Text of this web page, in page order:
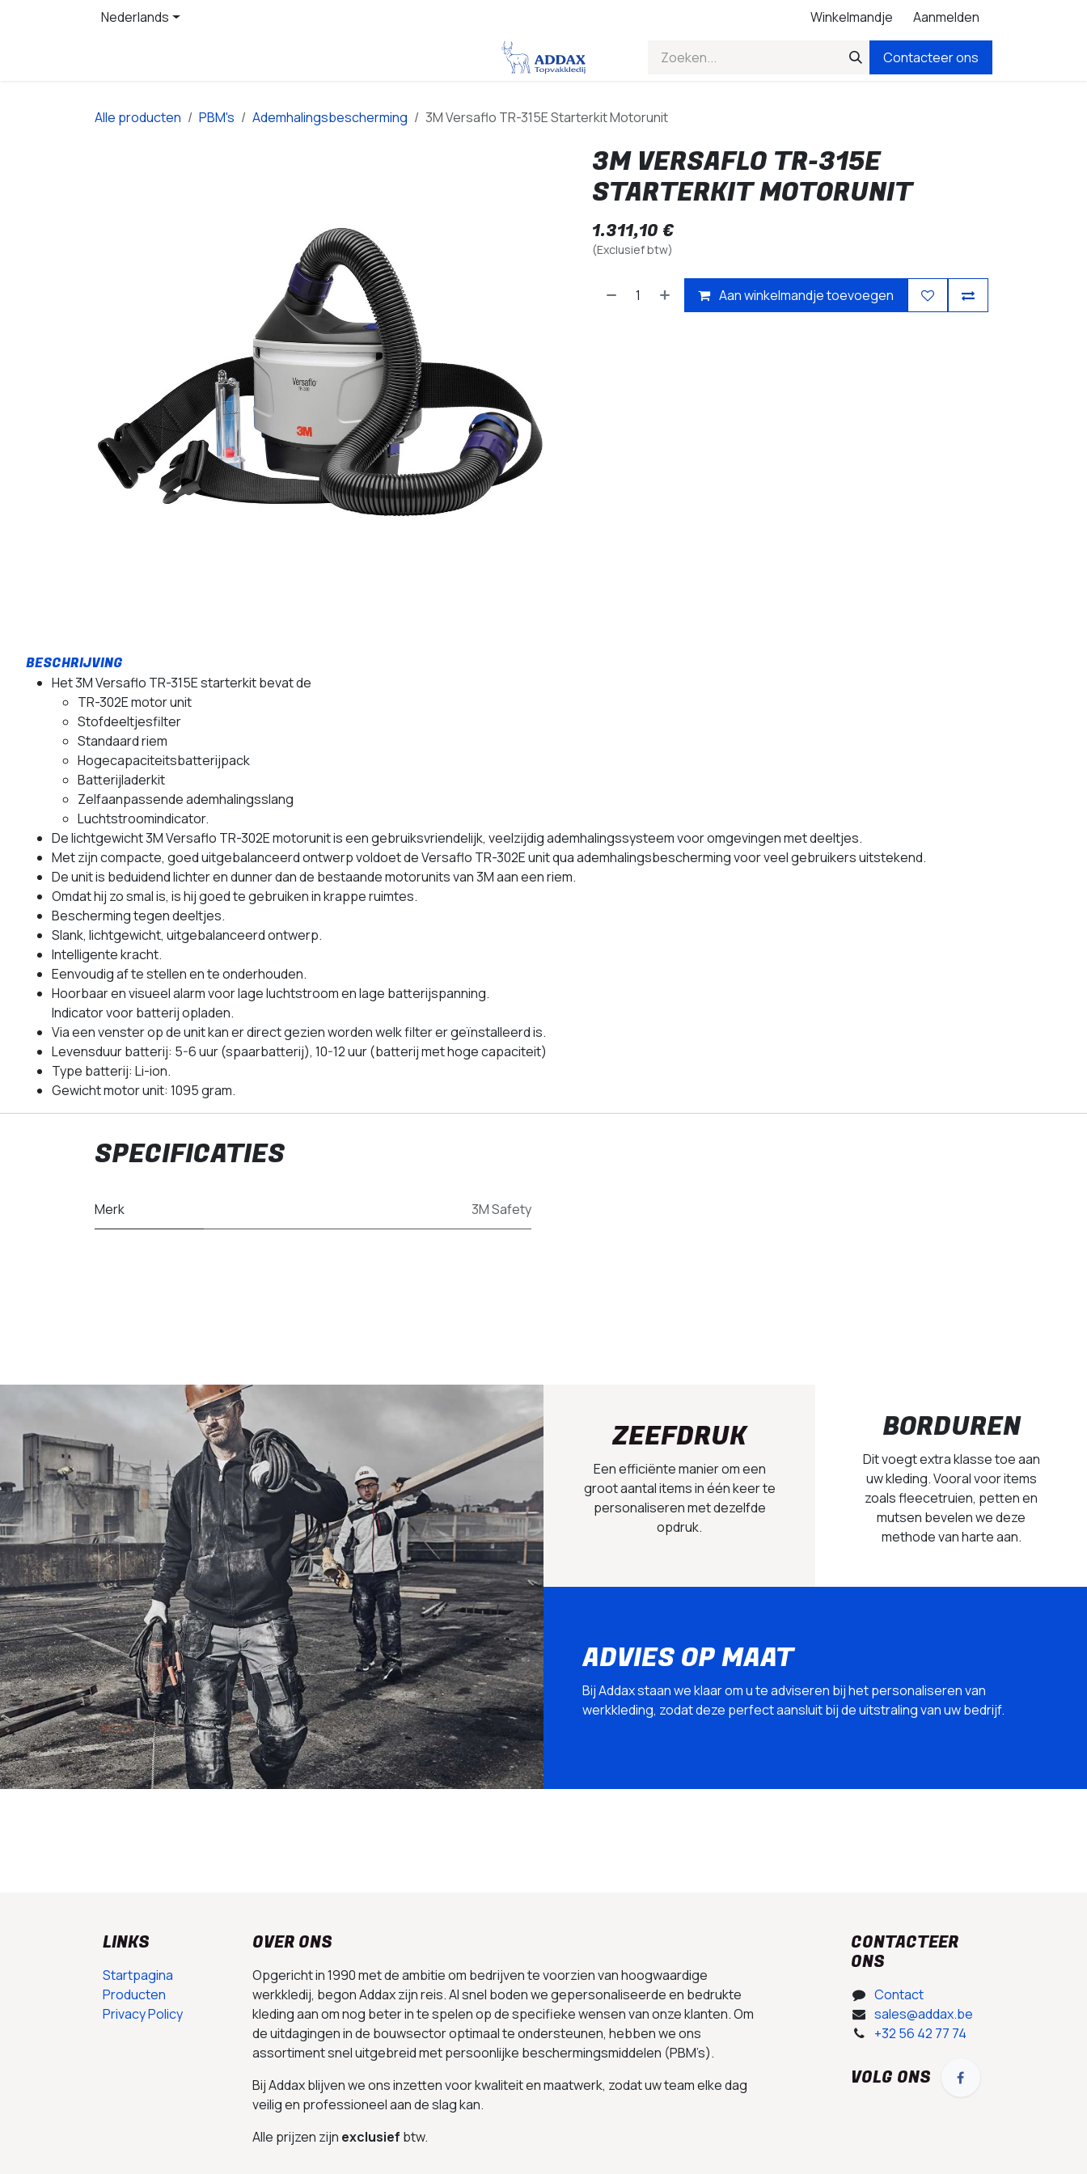
Overslaan naar inhoudNederlands Winkelmandje Aanmelden
Contacteer ons
Alle producten PBM's Ademhalingsbescherming 3M Versaflo TR-315E Starterkit Motorunit
3M VERSAFLO TR-315E
STARTERKIT MOTORUNIT
1.311,10 €
(Exclusief btw)
Aan winkelmandje toevoegen
Het 3M Versaflo TR-315E starterkit bevat de
TR-302E motor unit
Stofdeeltjesfilter
Standaard riem
Hogecapaciteitsbatterijpack
Batterijladerkit
Zelfaanpassende ademhalingsslang
Luchtstroomindicator.
De lichtgewicht 3M Versaflo TR-302E motorunit is een gebruiksvriendelijk, veelzijdig ademhalingssysteem voor omgevingen met deeltjes.
Met zijn compacte, goed uitgebalanceerd ontwerp voldoet de Versaflo TR-302E unit qua ademhalingsbescherming voor veel gebruikers uitstekend.
De unit is beduidend lichter en dunner dan de bestaande motorunits van 3M aan een riem.
Omdat hij zo smal is, is hij goed te gebruiken in krappe ruimtes.
Bescherming tegen deeltjes.
Slank, lichtgewicht, uitgebalanceerd ontwerp.
Intelligente kracht.
Eenvoudig af te stellen en te onderhouden.
Hoorbaar en visueel alarm voor lage luchtstroom en lage batterijspanning.
Indicator voor batterij opladen.
Via een venster op de unit kan er direct gezien worden welk filter er geïnstalleerd is.
Levensduur batterij: 5-6 uur (spaarbatterij), 10-12 uur (batterij met hoge capaciteit)
Type batterij: Li-ion.
Gewicht motor unit: 1095 gram.
SPECIFICATIES
Merk 3M Safety
ZEEFDRUK
Een efficiënte manier om een
groot aantal items in één keer te
personaliseren met dezelfde
opdruk.
BORDUREN
Dit voegt extra klasse toe aan
uw kleding. Vooral voor items
zoals fleecetruien, petten en
mutsen bevelen we deze
methode van harte aan.
ADVIES OP MAAT
Bij Addax staan we klaar om u te adviseren bij het personaliseren van
werkkleding, zodat deze perfect aansluit bij de uitstraling van uw bedrijf.
LINKS
Startpagina
Producten
Privacy Policy
OVER ONS
Opgericht in 1990 met de ambitie om bedrijven te voorzien van hoogwaardige
werkkledij, begon Addax zijn reis. Al snel boden we gepersonaliseerde en bedrukte
kleding aan om nog beter in te spelen op de specifieke wensen van onze klanten. Om
de uitdagingen in de bouwsector optimaal te ondersteunen, hebben we ons
assortiment snel uitgebreid met persoonlijke beschermingsmiddelen (PBM’s).
Bij Addax blijven we ons inzetten voor kwaliteit en maatwerk, zodat uw team elke dag
veilig en professioneel aan de slag kan.
Alle prijzen zijn exclusief btw.
CONTACTEER
ONS
Contact
sales@addax.be
+32 56 42 77 74
VOLG ONS